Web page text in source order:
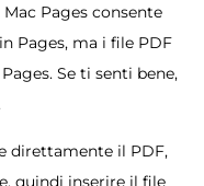
Pages consente
Pages, ma i file PDF
Se ti senti bene,
direttamente il PDF,
quindi inserire il file